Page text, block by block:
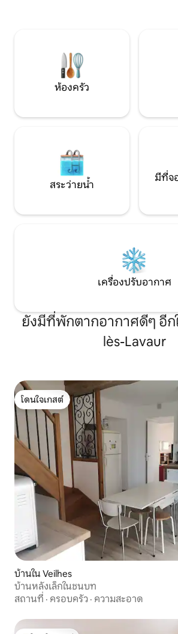
ห้องครัว
สระว่ายน้ำ
มีที่จ
เครื่องปรับอากาศ
ยังมีที่พักตากอากาศดีๆ อีก
lès-Lavaur
โดนใจเกสต์
โดนใจเกสต์
บ้านใน Veilhes
บ้านหลังเล็กในชนบท
สถานที่ · ครอบครัว · ความสะอาด